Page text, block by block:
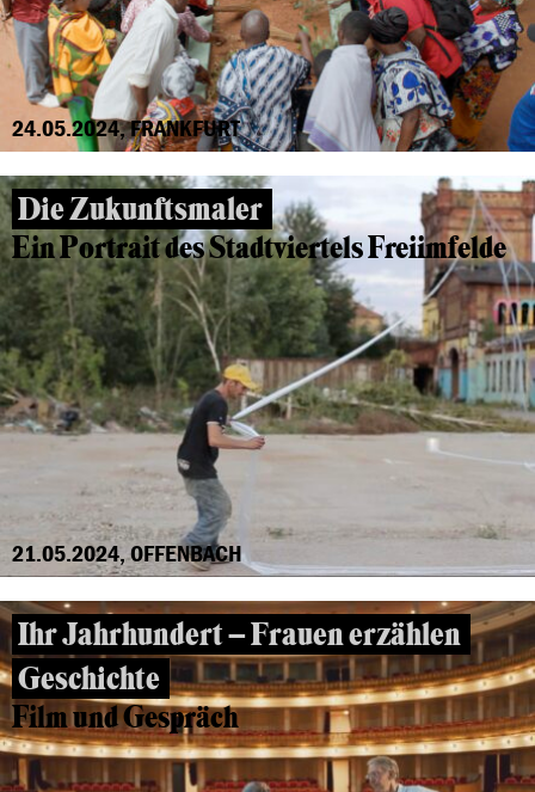
24.05.2024, FRANKFURT
Die Zukunftsmaler
Ein Portrait des Stadtviertels Freiimfelde
21.05.2024, OFFENBACH
Ihr Jahrhundert – Frauen erzählen
Geschichte
Film und Gespräch